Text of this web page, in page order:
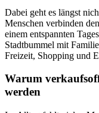
Dabei geht es längst
Menschen verbinden
einem entspannten
Stadtbummel mit
Freizeit, Shopping und
Warum
werden